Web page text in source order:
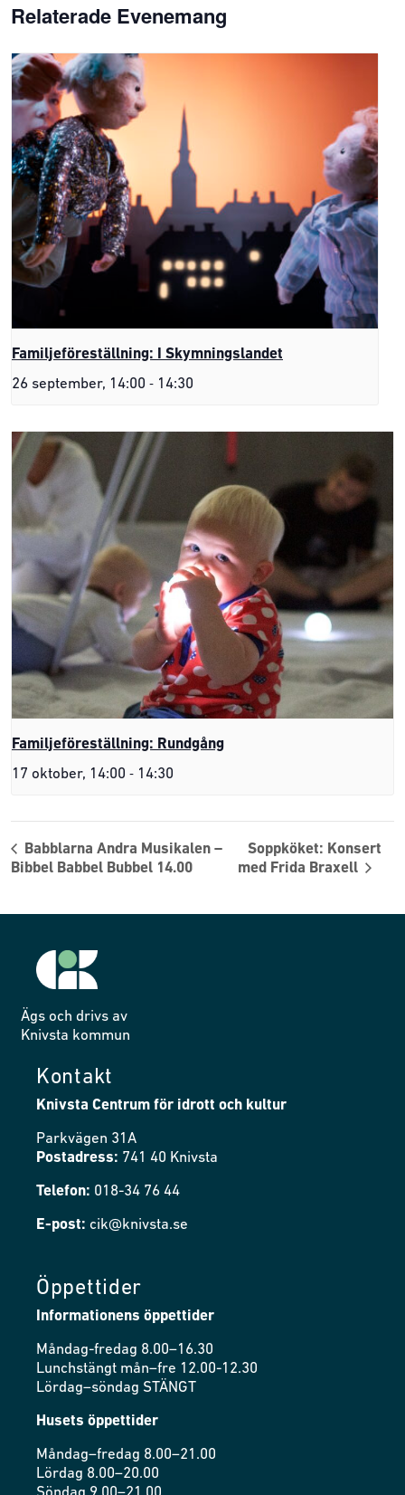
Relaterade Evenemang
Familjeföreställning: I Skymningslandet
26 september, 14:00 - 14:30
Familjeföreställning: Rundgång
17 oktober, 14:00 - 14:30
Babblarna Andra Musikalen –
Bibbel Babbel Bubbel 14.00
Soppköket: Konsert
med Frida Braxell
Ägs och drivs av
Knivsta kommun
Kontakt
Knivsta Centrum för idrott och kultur
Parkvägen 31A
Postadress: 741 40 Knivsta
Telefon: 018-34 76 44
E-post: cik@knivsta.se
Öppettider
Informationens öppettider
Måndag-fredag 8.00–16.30
Lunchstängt mån–fre 12.00-12.30
Lördag–söndag STÄNGT
Husets öppettider
Måndag–fredag 8.00–21.00
Lördag 8.00–20.00